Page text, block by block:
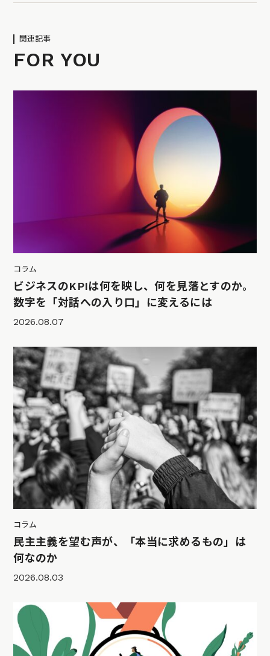
関連記事
FOR YOU
コラム
ビジネスのKPIは何を映し、何を見落とすのか。
数字を「対話への入り口」に変えるには
2026.08.07
コラム
民主主義を望む声が、「本当に求めるもの」は
何なのか
2026.08.03